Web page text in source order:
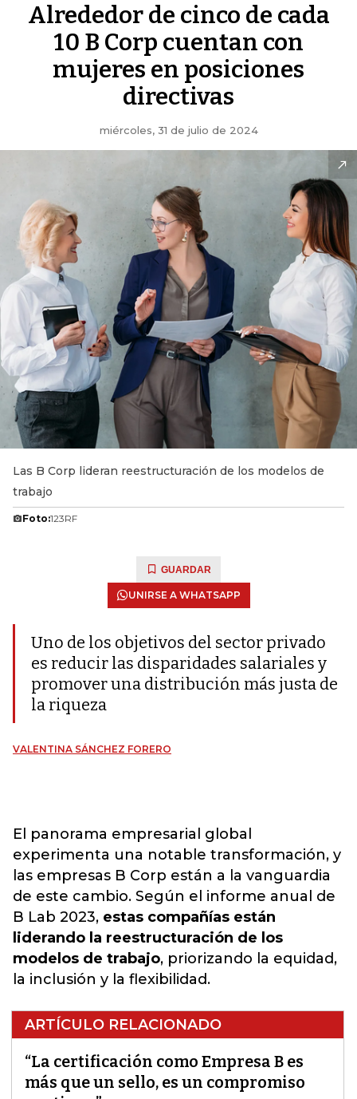
Alrededor de cinco de cada
10 B Corp cuentan con
mujeres en posiciones
directivas
miércoles, 31 de julio de 2024
Las B Corp lideran reestructuración de los modelos de
trabajo
Foto:123RF
GUARDAR
UNIRSE A WHATSAPP
Uno de los objetivos del sector privado
es reducir las disparidades salariales y
promover una distribución más justa de
la riqueza
VALENTINA SÁNCHEZ FORERO
El panorama empresarial global
experimenta una notable transformación, y
las empresas B Corp están a la vanguardia
de este cambio. Según el informe anual de
B Lab 2023, estas compañías están
liderando la reestructuración de los
modelos de trabajo, priorizando la equidad,
la inclusión y la flexibilidad.
ARTÍCULO RELACIONADO
“La certificación como Empresa B es
más que un sello, es un compromiso